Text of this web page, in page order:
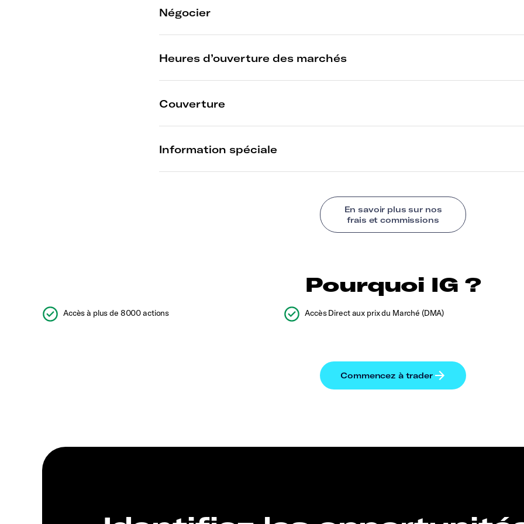
Pourquoi IG ?
Accès à plus de 8000 actions Accès Direct aux prix du Marché (DMA)